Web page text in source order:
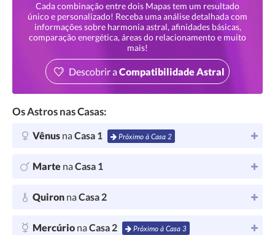
Cada combinação entre dois Mapas tem um resultado
único e personalizado! Receba uma análise detalhada com
informações sobre harmonia astral, afinidades básicas,
comparação energética, áreas do relacionamento e muito
mais!
Descobrir aCompatibilidade Astral
Os Astros nas Casas:
Vênus naCasa 1 Próximo à Casa 2
Marte naCasa 1
Quiron naCasa 2
Mercúrio naCasa 2 Próximo à Casa 3